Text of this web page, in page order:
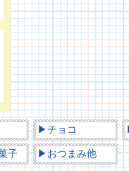
▶チョコ
子 ▶おつまみ他